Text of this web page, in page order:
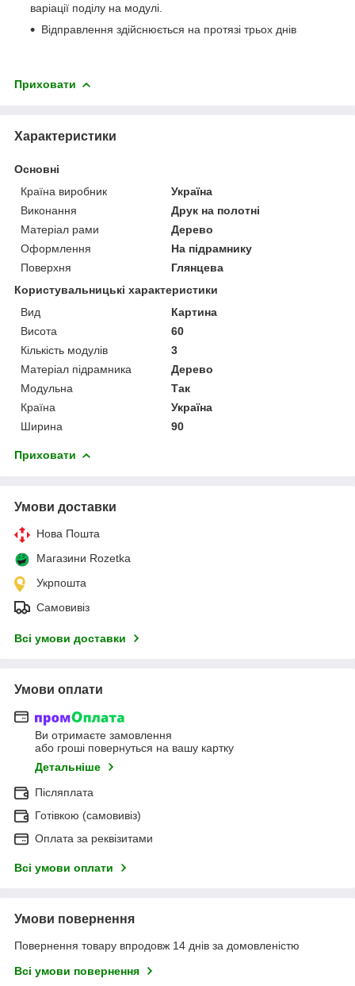
варіації поділу на модулі.
Відправлення здійснюється на протязі трьох днів
Приховати
Характеристики
Основні
Країна виробник
Україна
Виконання
Друк на полотні
Матеріал рами
Дерево
Оформлення
На підрамнику
Поверхня
Глянцева
Користувальницькі характеристики
Вид
Картина
Висота
60
Кількість модулів
3
Матеріал підрамника
Дерево
Модульна
Так
Країна
Україна
Ширина
90
Приховати
Умови доставки
Нова Пошта
Магазини Rozetka
Укрпошта
Самовивіз
Всі умови доставки
Умови оплати
Ви отримаєте замовлення
або гроші повернуться на вашу картку
Детальніше
Післяплата
Готівкою (самовивіз)
Оплата за реквізитами
Всі умови оплати
Умови повернення
Повернення товару впродовж 14 днів за домовленістю
Всі умови повернення